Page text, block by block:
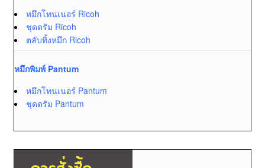
หมึกโทนเนอร์ Ricoh
ชุดดรัม Ricoh
ตลับทิ้งหมึก Ricoh
หมึกพิมพ์ Pantum
หมึกโทนเนอร์ Pantum
ชุดดรัม Pantum